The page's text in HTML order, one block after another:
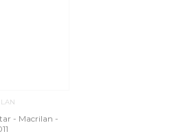
- Macrilan -